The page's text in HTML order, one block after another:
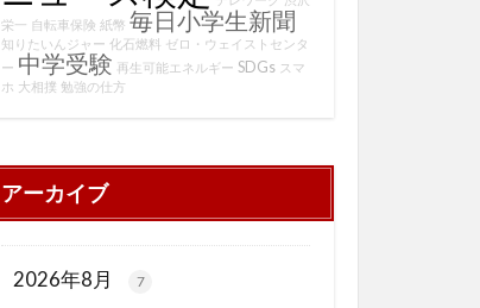
栄一 自転車保険 紙幣 毎日小学生新聞
知りたいんジャー 化石燃料 ゼロ・ウェイストセンタ
ー 中学受験 再生可能エネルギー SDGs スマ
ホ 大相撲 勉強の仕方
アーカイブ
2026年8月 7